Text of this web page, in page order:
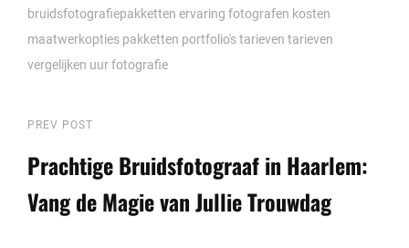
bruidsfotografiepakketten ervaring fotografen kosten
maatwerkopties pakketten portfolio'starieven tarieven
vergelijken uur fotografie
Berichtnavigatie
Previous
Post
PREV POST
Prachtige Bruidsfotograaf in Haarlem:
Vang de Magie van Jullie Trouwdag